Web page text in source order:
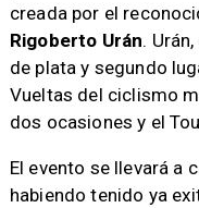
creada por el
Rigoberto Urán.
de plata y segundo
Vueltas del ciclismo
dos ocasiones y el
El evento se llevará a
habiendo tenido ya